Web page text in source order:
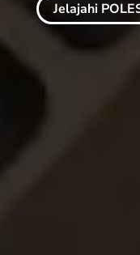
Jelajahi